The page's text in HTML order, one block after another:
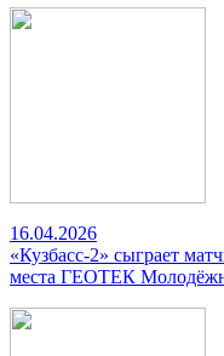
16.04.2026
«Кузбасс-2» сыграет
места ГЕОТЕК